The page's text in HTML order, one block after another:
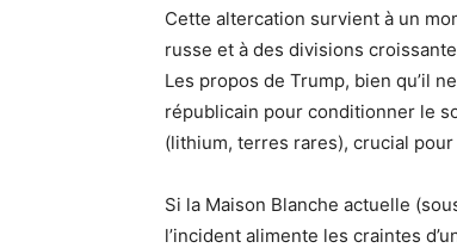
Cette altercation survient à un
russe et à des divisions
Les propos de Trump, bien qu’il
républicain pour conditionner le
(lithium, terres rares), crucial
Si la Maison Blanche actuelle
l’incident alimente les craintes